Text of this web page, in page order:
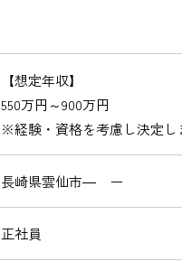
【想定年収】
550万円～900万円
※経験・資格を考慮し決定し
長崎県雲仙市― ー
正社員